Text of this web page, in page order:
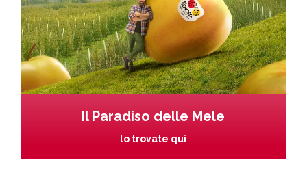
Il Paradiso delle Mele
lo trovate qui